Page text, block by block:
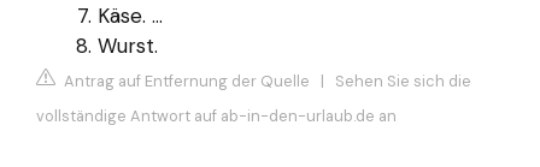
Käse. ...
Wurst.
Antrag auf Entfernung der Quelle | Sehen Sie sich die
vollständige Antwort auf ab-in-den-urlaub.de an